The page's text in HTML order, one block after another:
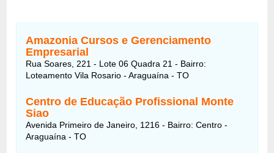
Amazonia Cursos e Gerenciamento
Empresarial
Rua Soares, 221 - Lote 06 Quadra 21 - Bairro:
Loteamento Vila Rosario - Araguaína - TO
Centro de Educação Profissional Monte
Siao
Avenida Primeiro de Janeiro, 1216 - Bairro: Centro -
Araguaína - TO